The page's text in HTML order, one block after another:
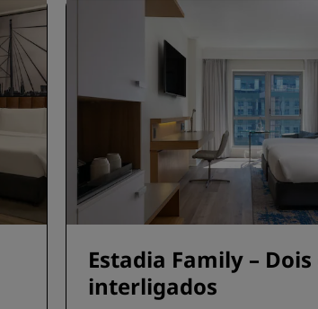
Estadia Family –
interligados